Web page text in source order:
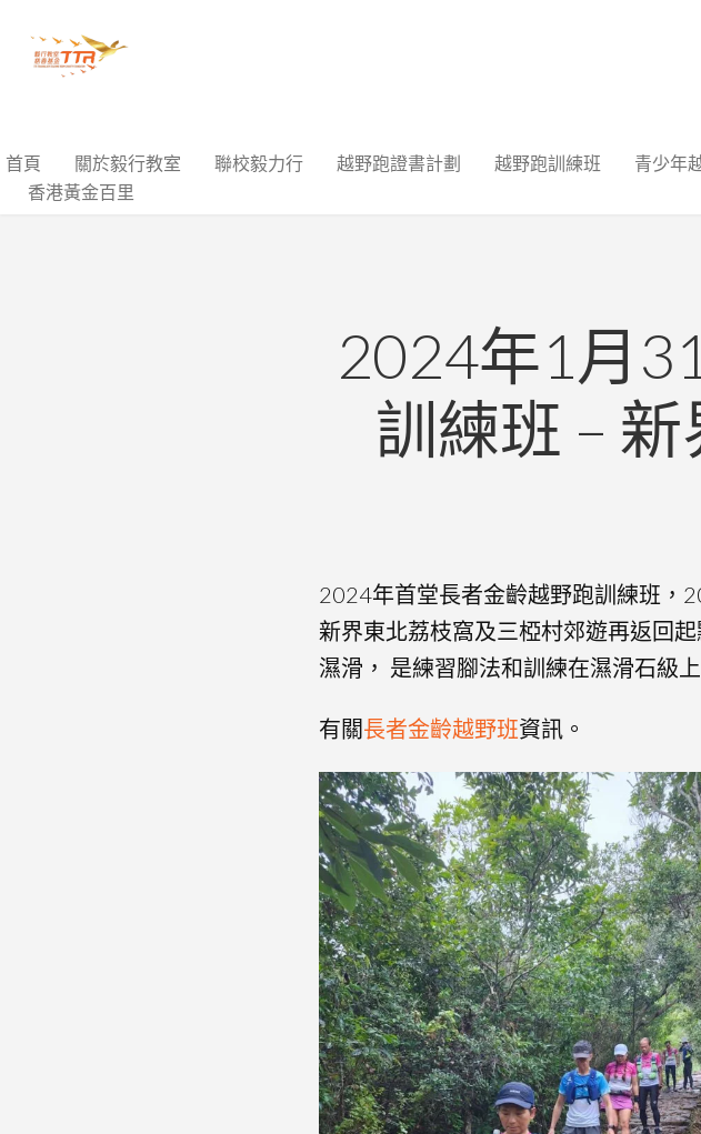
首頁 關於毅行教室 聯校毅力行 越野跑證書計劃 越野跑訓練班 青少年
香港黃金百里
2024年1月
訓練班 –
2024年首堂長者金齡越野跑訓練班，
新界東北荔枝窩及三椏村郊遊再返回
濕滑， 是練習腳法和訓練在濕滑石級
有關長者金齡越野班資訊。